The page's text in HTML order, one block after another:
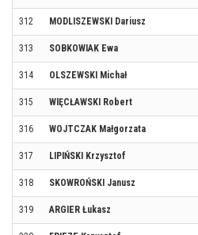
312 MODLISZEWSKI Dariusz
313 SOBKOWIAK Ewa
314 OLSZEWSKI Michał
315 WIĘCŁAWSKI Robert
316 WOJTCZAK Małgorzata
317 LIPIŃSKI Krzysztof
318 SKOWROŃSKI Janusz
319 ARGIER Łukasz